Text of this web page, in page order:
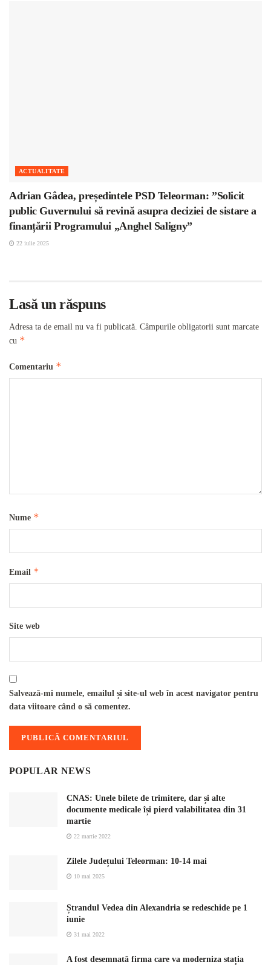
ACTUALITATE
Adrian Gâdea, președintele PSD Teleorman: ”Solicit
public Guvernului să revină asupra deciziei de sistare a
finanțării Programului „Anghel Saligny”
22 iulie 2025
Lasă un răspuns
Adresa ta de email nu va fi publicată. Câmpurile obligatorii sunt marcate
cu *
Comentariu *
Nume *
Email *
Site web
Salvează-mi numele, emailul și site-ul web în acest navigator pentru
data viitoare când o să comentez.
POPULAR NEWS
CNAS: Unele bilete de trimitere, dar și alte
documente medicale își pierd valabilitatea din 31
martie
22 martie 2022
Zilele Județului Teleorman: 10-14 mai
10 mai 2025
Ștrandul Vedea din Alexandria se redeschide pe 1
iunie
31 mai 2022
A fost desemnată firma care va moderniza stația